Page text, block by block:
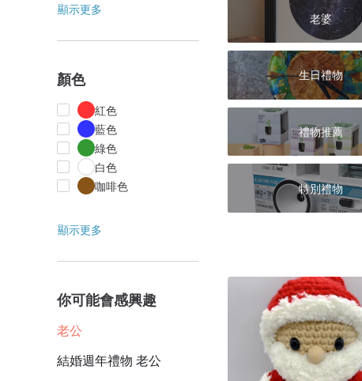
顯示更多
顏色
紅色
藍色
綠色
白色
咖啡色
顯示更多
你可能會感興趣
老公
結婚週年禮物 老公
老婆
生日禮物
禮物推薦
特別禮物